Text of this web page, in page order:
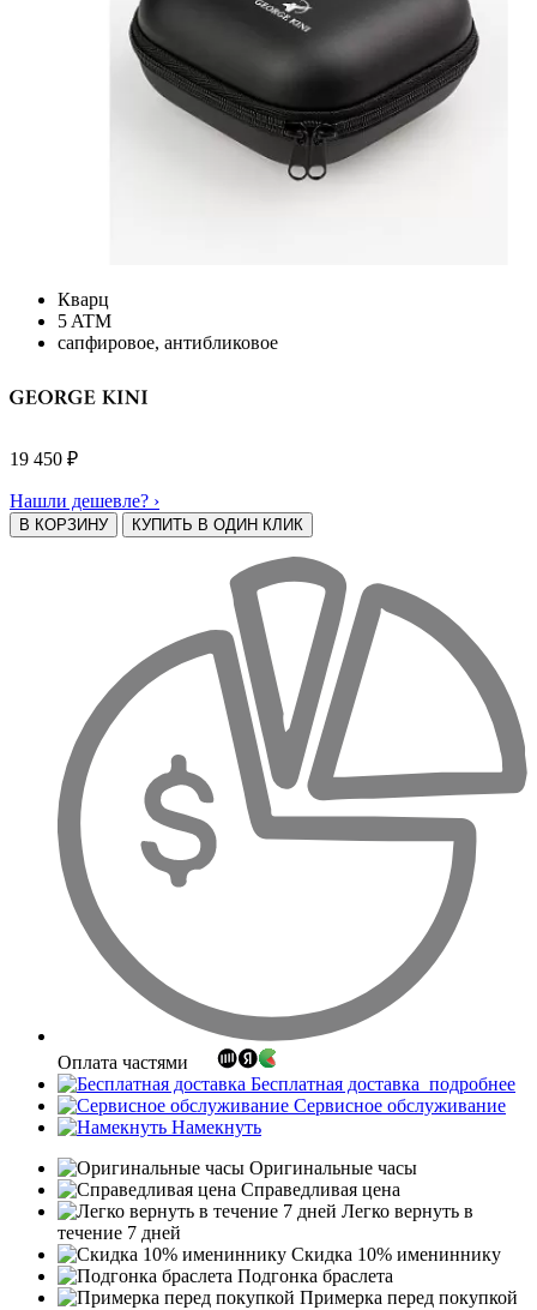
Кварц
5 ATM
сапфировое, антибликовое
19 450 ₽
Нашли дешевле? ›
В КОРЗИНУ КУПИТЬ В ОДИН КЛИК
Оплата частями
Бесплатная доставка подробнее
Сервисное обслуживание
Намекнуть
Оригинальные часы
Справедливая цена
Легко вернуть в
течение 7 дней
Скидка 10% имениннику
Подгонка браслета
Примерка перед покупкой